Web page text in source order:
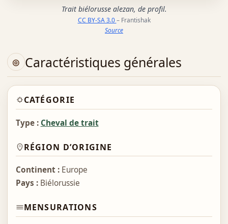
Trait biélorusse alezan, de profil.
CC BY-SA 3.0– Frantishak
Source
Caractéristiques générales
CATÉGORIE
Type : Cheval de trait
RÉGION D’ORIGINE
Continent :Europe
Pays :Biélorussie
MENSURATIONS